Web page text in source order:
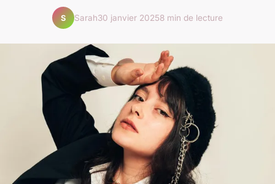
S Sarah30 janvier 20258 min de lecture